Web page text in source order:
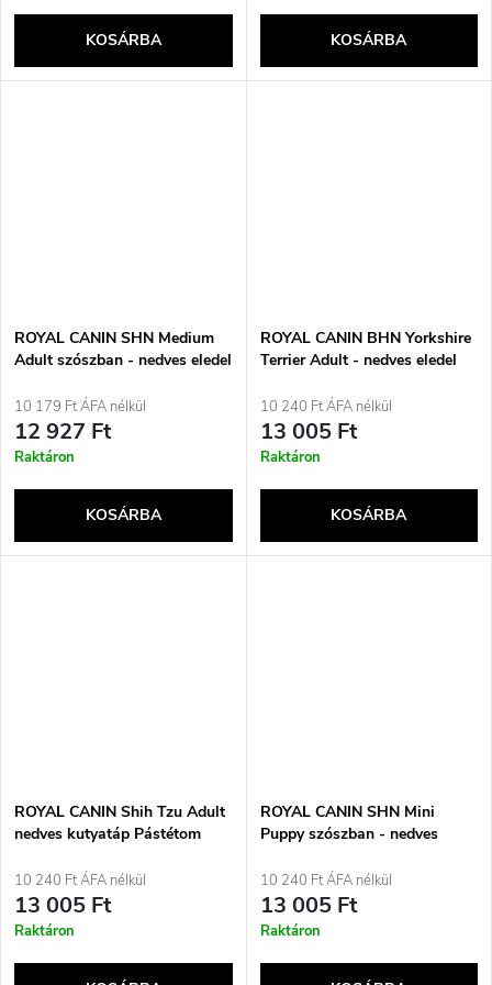
KOSÁRBA KOSÁRBA
ROYAL CANIN SHN Medium
Adult szószban - nedves eledel
10 179 Ft ÁFA nélkül
12 927 Ft
Raktáron
KOSÁRBA
ROYAL CANIN BHN Yorkshire
Terrier Adult - nedves eledel
10 240 Ft ÁFA nélkül
13 005 Ft
Raktáron
KOSÁRBA
ROYAL CANIN Shih Tzu Adult
nedves kutyatáp Pástétom
10 240 Ft ÁFA nélkül
13 005 Ft
Raktáron
ROYAL CANIN SHN Mini
Puppy szószban - nedves
12x85g
10 240 Ft ÁFA nélkül
13 005 Ft
Raktáron